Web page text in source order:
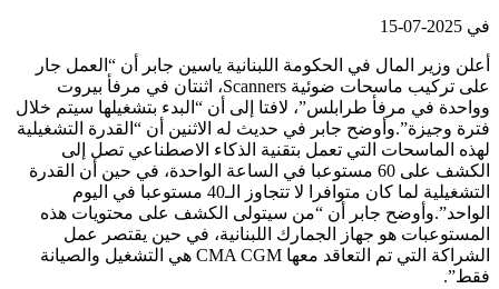
في
أعلن وزير المال في الحكومة اللبنانية ياسين جابر أن “العمل جار
على تركيب ماسحات ضوئية Scanners، اثنتان في مرفأ بيروت
وواحدة في مرفأ طرابلس”، لافتا إلى أن “البدء بتشغيلها سيتم خلال
فترة وجيزة”.وأوضح جابر في حديث له الاثنين أن “القدرة التشغيلية
لهذه الماسحات التي تعمل بتقنية الذكاء الاصطناعي تصل إلى
الكشف على 60 مستوعبا في الساعة الواحدة، في حين أن القدرة
التشغيلية لما كان متوافرا لا تتجاوز الـ40 مستوعبا في اليوم
الواحد”.وأوضح جابر أن “من سيتولى الكشف على محتويات هذه
المستوعبات هو جهاز الجمارك اللبنانية، في حين يقتصر عمل
الشراكة التي تم التعاقد معها CMA CGM هي التشغيل والصيانة
فقط”.